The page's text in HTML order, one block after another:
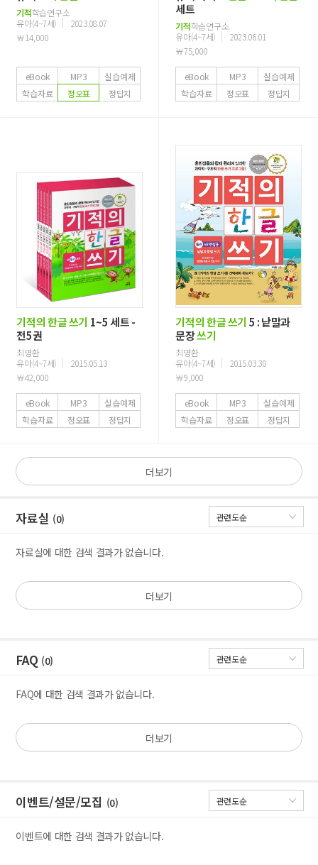
기적학습연구소
유아(4~7세)
2023.08.07
￦14,000
eBook MP3
실습예제
학습자료
정오표 정답지
세트
기적학습연구소
유아(4~7세)
2023.06.01
￦75,000
eBook MP3
실습예제
학습자료
정오표 정답지
기적의한글쓰기 1~5 세트 -
전5권
최영환
유아(4~7세)
2015.05.13
￦42,000
eBook MP3
실습예제
학습자료
정오표 정답지
기적의한글쓰기 5 : 낱말과
문장쓰기
최영환
유아(4~7세)
2015.03.30
￦9,000
eBook MP3
실습예제
학습자료
정오표 정답지
더보기
자료실 (0)
자료실에 대한 검색 결과가 없습니다.
더보기
FAQ (0)
FAQ에 대한 검색 결과가 없습니다.
더보기
이벤트/설문/모집 (0)
이벤트에 대한 검색 결과가 없습니다.